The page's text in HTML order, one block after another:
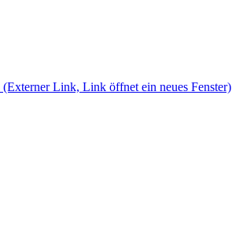
(Externer Link, Link öffnet ein neues Fenster)